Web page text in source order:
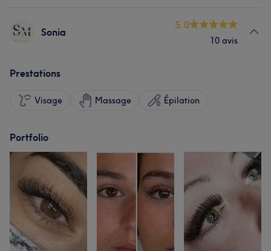
Sonia
5.0
10 avis
Prestations
Visage Massage Épilation
Portfolio